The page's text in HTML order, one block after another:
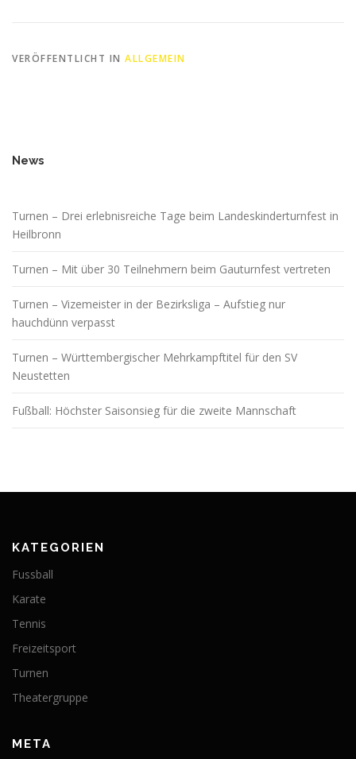
VERÖFFENTLICHT IN ALLGEMEIN
News
Turnen – Drei erlebnisreiche Tage beim Landeskinderturnfest in
Heilbronn
Turnen – Mit über 30 Teilnehmern beim Gauturnfest vertreten
Turnen – Vizemeister in der Bezirksliga – Aufstieg nur
hauchdünn verpasst
Turnen – Württembergischer Mehrkampftitel für den SV
Neustetten
Fußball: Höchster Saisonsieg für die zweite Mannschaft
KATEGORIEN
Fussball
Karate
Tennis
Freizeitsport
Turnen
Theatergruppe
META